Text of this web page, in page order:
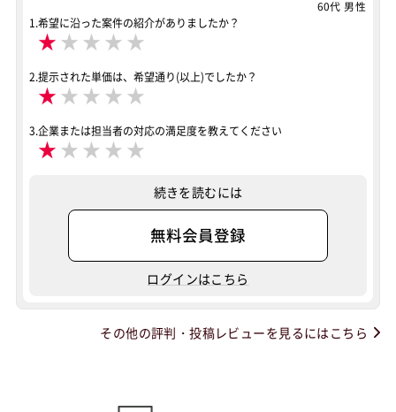
60代 男性
1.希望に沿った案件の紹介がありましたか？
★ ★ ★ ★ ★
2.提示された単価は、希望通り(以上)でしたか？
★ ★ ★ ★ ★
3.企業または担当者の対応の満足度を教えてください
★ ★ ★ ★ ★
続きを読むには
無料会員登録
ログインはこちら
その他の評判・投稿レビューを見るにはこちら